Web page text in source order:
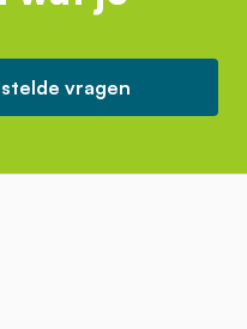
vragen